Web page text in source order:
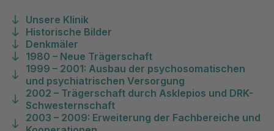
Unsere Klinik
Historische Bilder
Denkmäler
1980 – Neue Trägerschaft
1999 – 2001: Ausbau der psychosomatischen
und psychiatrischen Versorgung
2002 – Trägerschaft durch Asklepios und DRK-
Schwesternschaft
2003 – 2009: Erweiterung der Fachbereiche und